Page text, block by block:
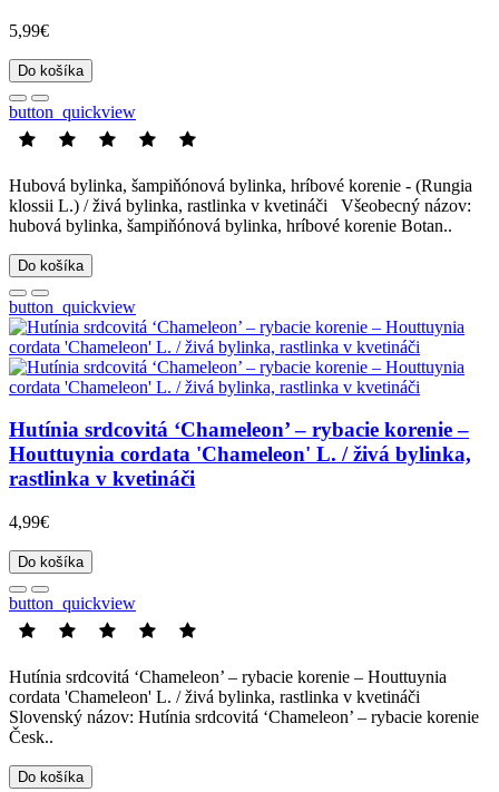
5,99€
Do košíka
button_quickview
Hubová bylinka, šampiňónová bylinka, hríbové korenie - (Rungia
klossii L.) / živá bylinka, rastlinka v kvetináči Všeobecný názov:
hubová bylinka, šampiňónová bylinka, hríbové korenie Botan..
Do košíka
button_quickview
Hutínia srdcovitá ‘Chameleon’ – rybacie korenie –
Houttuynia cordata 'Chameleon' L. / živá bylinka,
rastlinka v kvetináči
4,99€
Do košíka
button_quickview
Hutínia srdcovitá ‘Chameleon’ – rybacie korenie – Houttuynia
cordata 'Chameleon' L. / živá bylinka, rastlinka v kvetináči
Slovenský názov: Hutínia srdcovitá ‘Chameleon’ – rybacie korenie
Česk..
Do košíka